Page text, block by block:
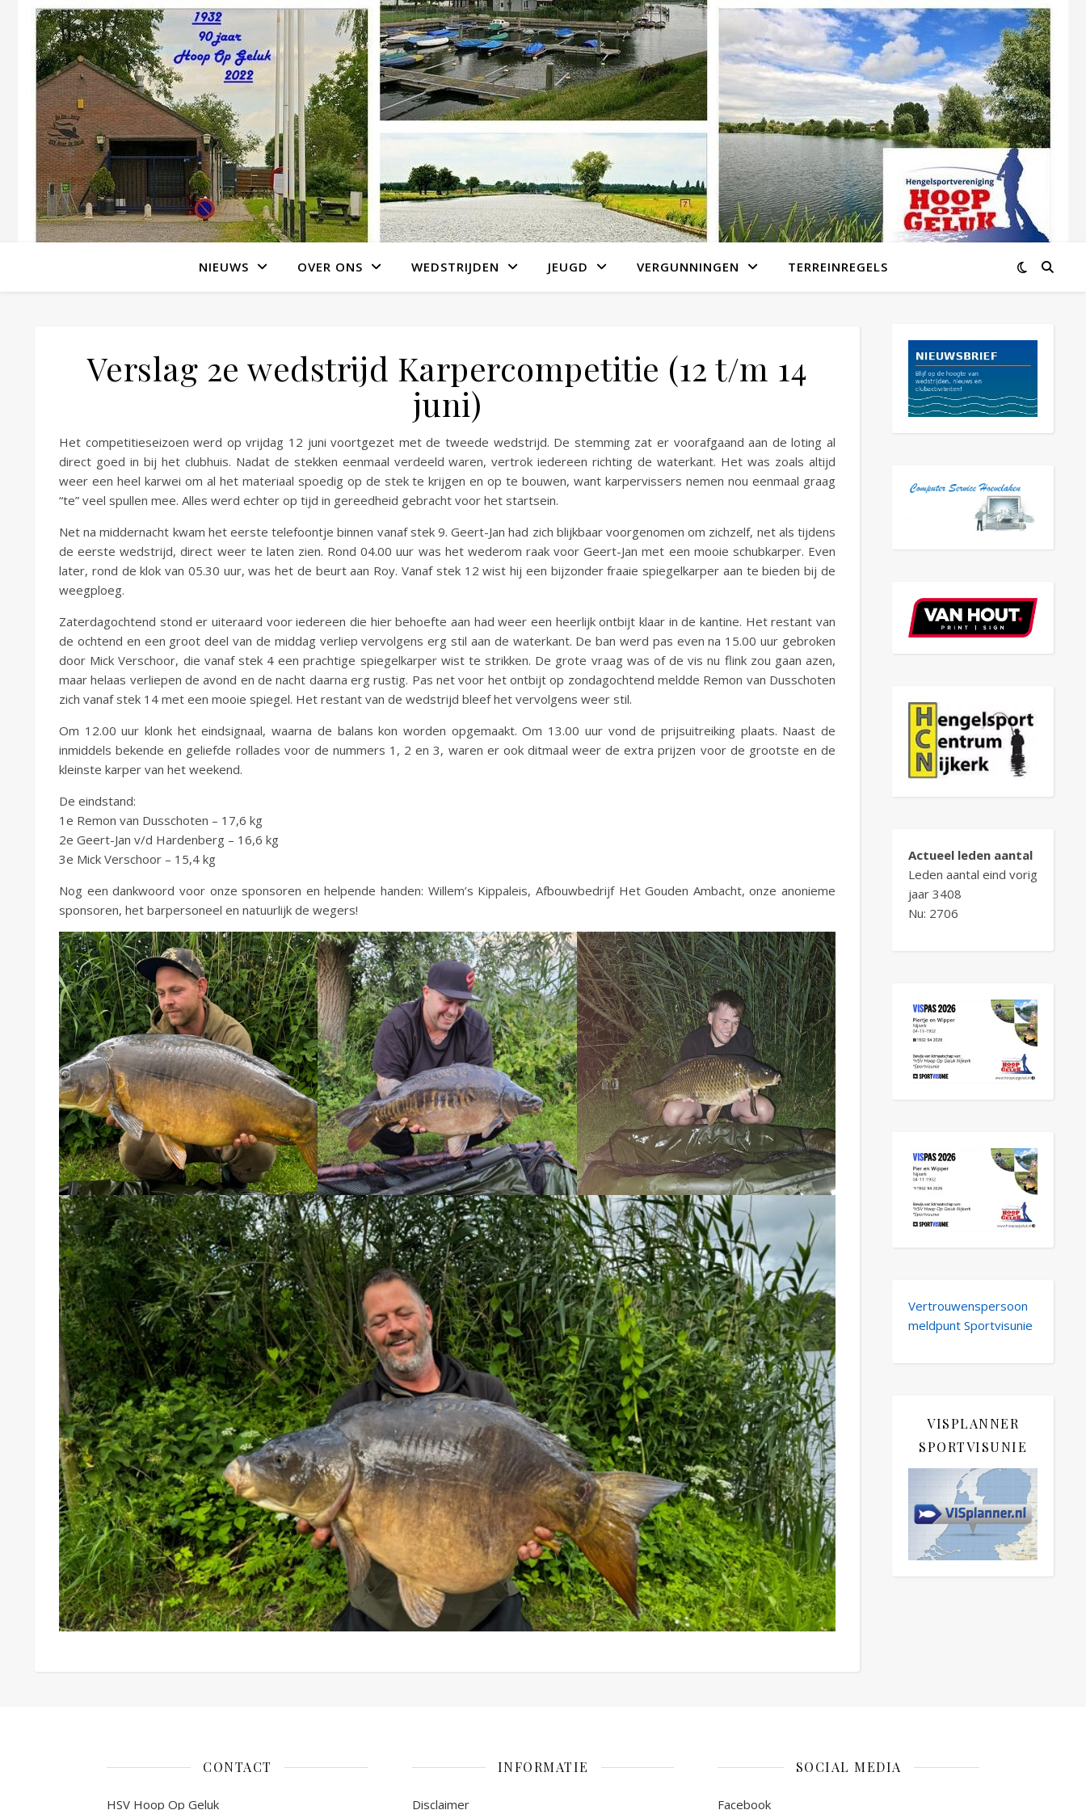
NIEUWS OVER ONS WEDSTRIJDEN JEUGD VERGUNNINGEN TERREINREGELS
Verslag 2e wedstrijd Karpercompetitie (12 t/m 14
juni)
Het competitieseizoen werd op vrijdag 12 juni voortgezet met de tweede wedstrijd. De stemming zat er voorafgaand aan de loting al
direct goed in bij het clubhuis. Nadat de stekken eenmaal verdeeld waren, vertrok iedereen richting de waterkant. Het was zoals altijd
weer een heel karwei om al het materiaal spoedig op de stek te krijgen en op te bouwen, want karpervissers nemen nou eenmaal graag
“te” veel spullen mee. Alles werd echter op tijd in gereedheid gebracht voor het startsein.
Net na middernacht kwam het eerste telefoontje binnen vanaf stek 9. Geert-Jan had zich blijkbaar voorgenomen om zichzelf, net als tijdens
de eerste wedstrijd, direct weer te laten zien. Rond 04.00 uur was het wederom raak voor Geert-Jan met een mooie schubkarper. Even
later, rond de klok van 05.30 uur, was het de beurt aan Roy. Vanaf stek 12 wist hij een bijzonder fraaie spiegelkarper aan te bieden bij de
weegploeg.
Zaterdagochtend stond er uiteraard voor iedereen die hier behoefte aan had weer een heerlijk ontbijt klaar in de kantine. Het restant van
de ochtend en een groot deel van de middag verliep vervolgens erg stil aan de waterkant. De ban werd pas even na 15.00 uur gebroken
door Mick Verschoor, die vanaf stek 4 een prachtige spiegelkarper wist te strikken. De grote vraag was of de vis nu flink zou gaan azen,
maar helaas verliepen de avond en de nacht daarna erg rustig. Pas net voor het ontbijt op zondagochtend meldde Remon van Dusschoten
zich vanaf stek 14 met een mooie spiegel. Het restant van de wedstrijd bleef het vervolgens weer stil.
Om 12.00 uur klonk het eindsignaal, waarna de balans kon worden opgemaakt. Om 13.00 uur vond de prijsuitreiking plaats. Naast de
inmiddels bekende en geliefde rollades voor de nummers 1, 2 en 3, waren er ook ditmaal weer de extra prijzen voor de grootste en de
kleinste karper van het weekend.
De eindstand:
1e Remon van Dusschoten – 17,6 kg
2e Geert-Jan v/d Hardenberg – 16,6 kg
3e Mick Verschoor – 15,4 kg
Nog een dankwoord voor onze sponsoren en helpende handen: Willem’s Kippaleis, Afbouwbedrijf Het Gouden Ambacht, onze anonieme
sponsoren, het barpersoneel en natuurlijk de wegers!
Actueel leden aantal
Leden aantal eind vorig
jaar 3408
Nu: 2706
Vertrouwenspersoon
meldpunt Sportvisunie
VISPLANNER
SPORTVISUNIE
CONTACT
HSV Hoop Op Geluk
INFORMATIE
Disclaimer
SOCIAL MEDIA
Facebook